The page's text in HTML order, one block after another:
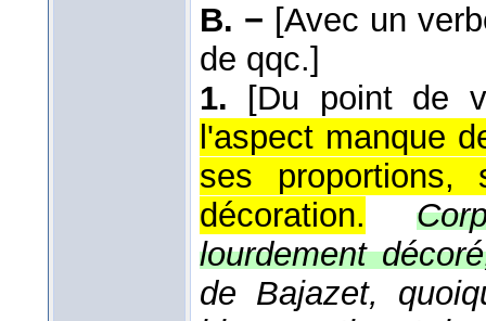
B. − [Avec un
de qqc.]
1.
[Du point de
l'aspect manque
ses
décoration.
lourdement
de Bajazet,